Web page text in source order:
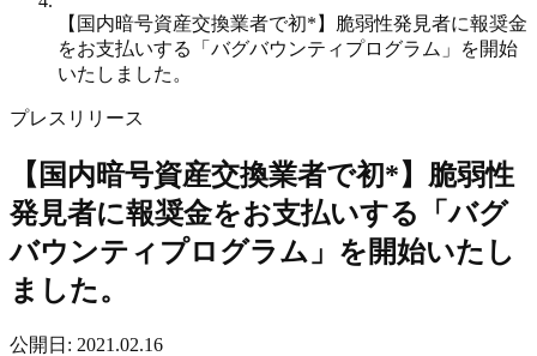
【国内暗号資産交換業者で初*】脆弱性発見者に報奨金
をお支払いする「バグバウンティプログラム」を開始
いたしました。
プレスリリース
【国内暗号資産交換業者で初*】脆弱性
発見者に報奨金をお支払いする「バグ
バウンティプログラム」を開始いたし
ました。
公開日 : 2021.02.16